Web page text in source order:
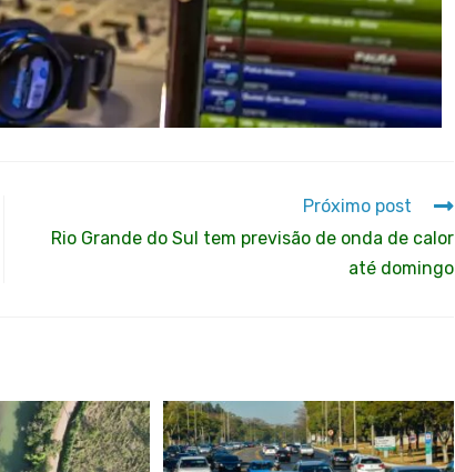
Próximo post
Rio Grande do Sul tem previsão de onda de calor
até domingo